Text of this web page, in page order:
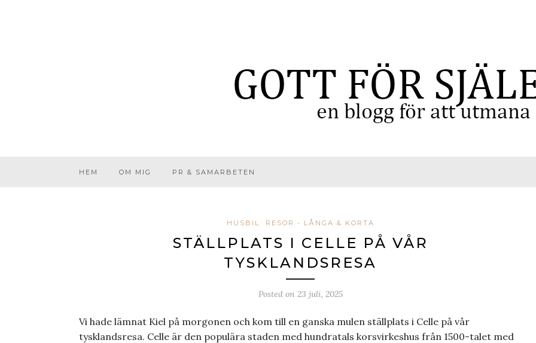
HEM OM MIG PR & SAMARBETEN
HUSBIL RESOR - LÅNGA & KORTA
STÄLLPLATS I CELLE PÅ VÅR
TYSKLANDSRESA
Posted on 23 juli, 2025
Vi hade lämnat Kiel på morgonen och kom till en ganska mulen ställplats i Celle på vår
tysklandsresa. Celle är den populära staden med hundratals korsvirkeshus från 1500-talet med